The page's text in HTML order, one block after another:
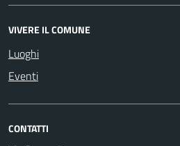
VIVERE IL COMUNE
Luoghi
Eventi
CONTATTI